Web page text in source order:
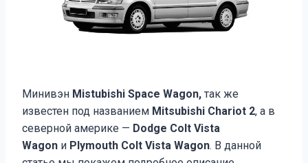
Минивэн Mistubishi Space Wagon, так же
известен под названием Mitsubishi Chariot 2, а в
северной америке — Dodge Colt Vista
Wagon и Plymouth Colt Vista Wagon. В данной